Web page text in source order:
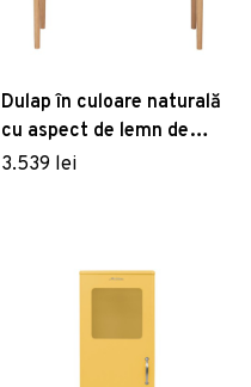
Dulap în culoare naturală
cu aspect de lemn de
stejar 90x90 cm Dash –
3.539 lei